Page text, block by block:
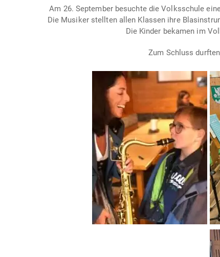
Am 26. September besuchte die Volksschule
Die Musiker stellten allen Klassen ihre
Die Kinder bekamen im
Zum Schluss